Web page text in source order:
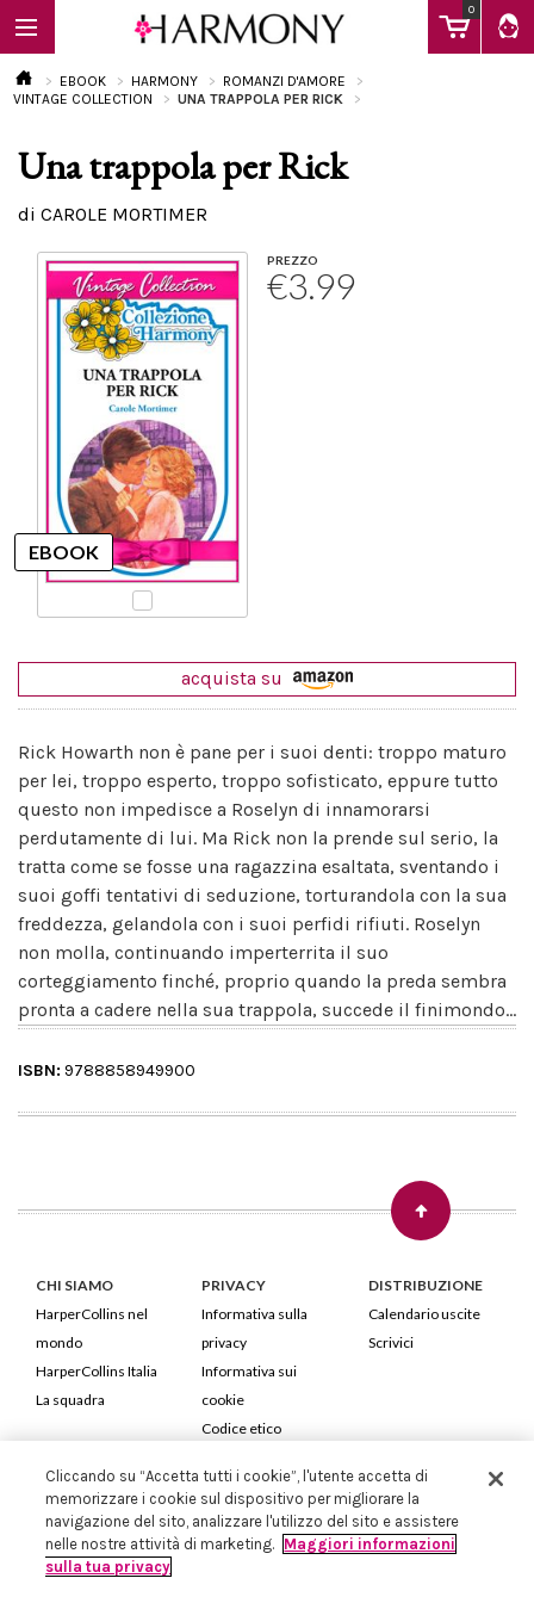
0
EBOOK
Calendario
EBOOK HARMONY
ROMANZI D'AMORE
VINTAGE COLLECTION
UNA TRAPPOLA PER RICK
Una trappola per Rick
di CAROLE MORTIMER
PREZZO
€3.99
acquista su
Rick Howarth non è pane per i suoi denti: troppo maturo
per lei, troppo esperto, troppo sofisticato, eppure tutto
questo non impedisce a Roselyn di innamorarsi
perdutamente di lui. Ma Rick non la prende sul serio, la
tratta come se fosse una ragazzina esaltata, sventando i
suoi goffi tentativi di seduzione, torturandola con la sua
freddezza, gelandola con i suoi perfidi rifiuti. Roselyn
non molla, continuando imperterrita il suo
corteggiamento finché, proprio quando la preda sembra
pronta a cadere nella sua trappola, succede il finimondo...
ISBN: 9788858949900
CHI SIAMO
HarperCollins nel
mondo
HarperCollins Italia
La squadra
PRIVACY
Informativa sulla
privacy
Informativa sui
cookie
Codice etico
DISTRIBUZIONE
Calendario uscite
Scrivici
HarperCollins Italia S.p.A. Viale Monte Nero, 84 - 20135 Milano
Cod. Fiscale e P.IVA 05946780151 - Capitale Sociale 258.250 €
Iscritta in Milano al Registro delle imprese nr.198004 e REA nr.1051898
Cliccando su “Accetta tutti i cookie”, l'utente accetta di
memorizzare i cookie sul dispositivo per migliorare la
navigazione del sito, analizzare l'utilizzo del sito e assistere
nelle nostre attività di marketing. Maggiori informazioni
sulla tua privacy